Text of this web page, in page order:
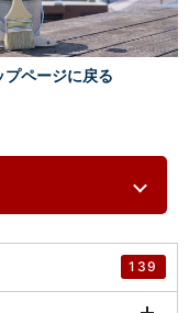
プページに戻る
139